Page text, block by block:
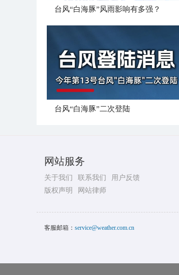
台风“白海豚”风雨影响有多强？
台风“白海豚”二次登陆
网站服务
关于我们 联系我们
用户反馈
版权声明
网站律师
客服邮箱： service@weather.com.cn